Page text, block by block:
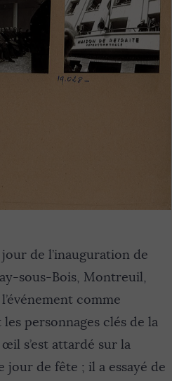
de l’inauguration de
sous-Bois, Montreuil,
comme
personnages clés de la
s’est attardé sur la
jour de fête ; il a essayé de